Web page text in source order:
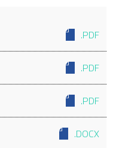
.PDF
.PDF
.PDF
.DOCX